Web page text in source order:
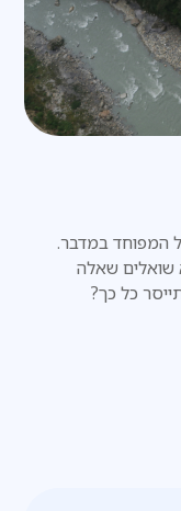
המפוחד במדבר.
שואלים שאלה
כל כך?